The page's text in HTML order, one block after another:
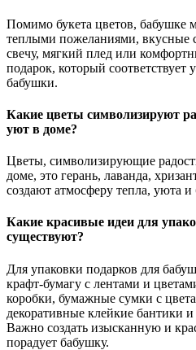
Помимо букета цветов, бабушке
теплыми пожеланиями, вкусные
свечу, мягкий плед или
подарок, который соответствует
бабушки.
Какие цветы символизируют
уют в доме?
Цветы, символизирующие
доме, это герань, лаванда,
создают атмосферу тепла, уюта
Какие красивые идеи для
существуют?
Для упаковки подарков для
крафт-бумагу с лентами и
коробки, бумажные сумки с
декоративные клейкие бантики
Важно создать изысканную и
порадует бабушку.